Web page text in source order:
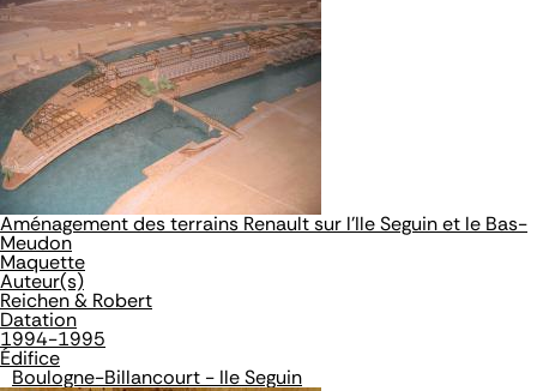
Aménagement des terrains Renault sur l'Ile Seguin et le Bas-
Meudon
Maquette
Auteur(s)
Reichen & Robert
Datation
1994-1995
Édifice
Boulogne-Billancourt - Ile Seguin